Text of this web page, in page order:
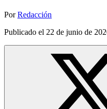
Por Redacción
Publicado el 22 de junio de